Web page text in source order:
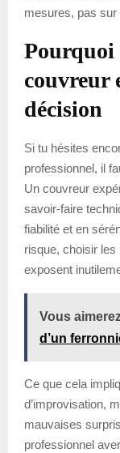
mesures, pas sur
Pourquoi
couvreur
décision
Si tu hésites
professionnel, il
Un couvreur
savoir-faire
fiabilité et en
risque, choisir
exposent
Vous
d’un
Ce que cela
d’improvisation,
mauvaises
professionnel